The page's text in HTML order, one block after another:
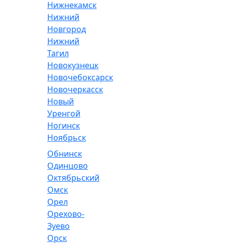
Нижнекамск
Нижний
Новгород
Нижний
Тагил
Новокузнецк
Новочебоксарск
Новочеркасск
Новый
Уренгой
Ногинск
Ноябрьск
Обнинск
Одинцово
Октябрьский
Омск
Орел
Орехово-
Зуево
Орск